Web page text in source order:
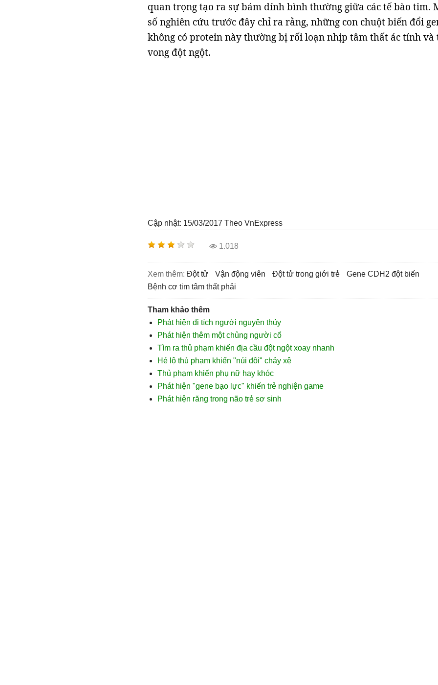
quan trọng tạo ra sự bám dính bình thường giữa các tế bào tim.
số nghiên cứu trước đây chỉ ra rằng, những con chuột biến đổi
không có protein này thường bị rối loạn nhịp tâm thất ác tính và
vong đột ngột.
Cập nhật: 15/03/2017 Theo VnExpress
1.018
Xem thêm: đột tử vận động viên đột tử trong giới trẻ
gene CDH2 đột biến
bệnh cơ tim tâm thất phải
Tham khảo thêm
Phát hiện di tích người nguyên thủy
Phát hiện thêm một chủng người cổ
Tìm ra thủ phạm khiến địa cầu đột ngột xoay nhanh
Hé lộ thủ phạm khiến "núi đôi" chảy xệ
Thủ phạm khiến phụ nữ hay khóc
Phát hiện "gene bạo lực" khiến trẻ nghiện game
Phát hiện răng trong não trẻ sơ sinh